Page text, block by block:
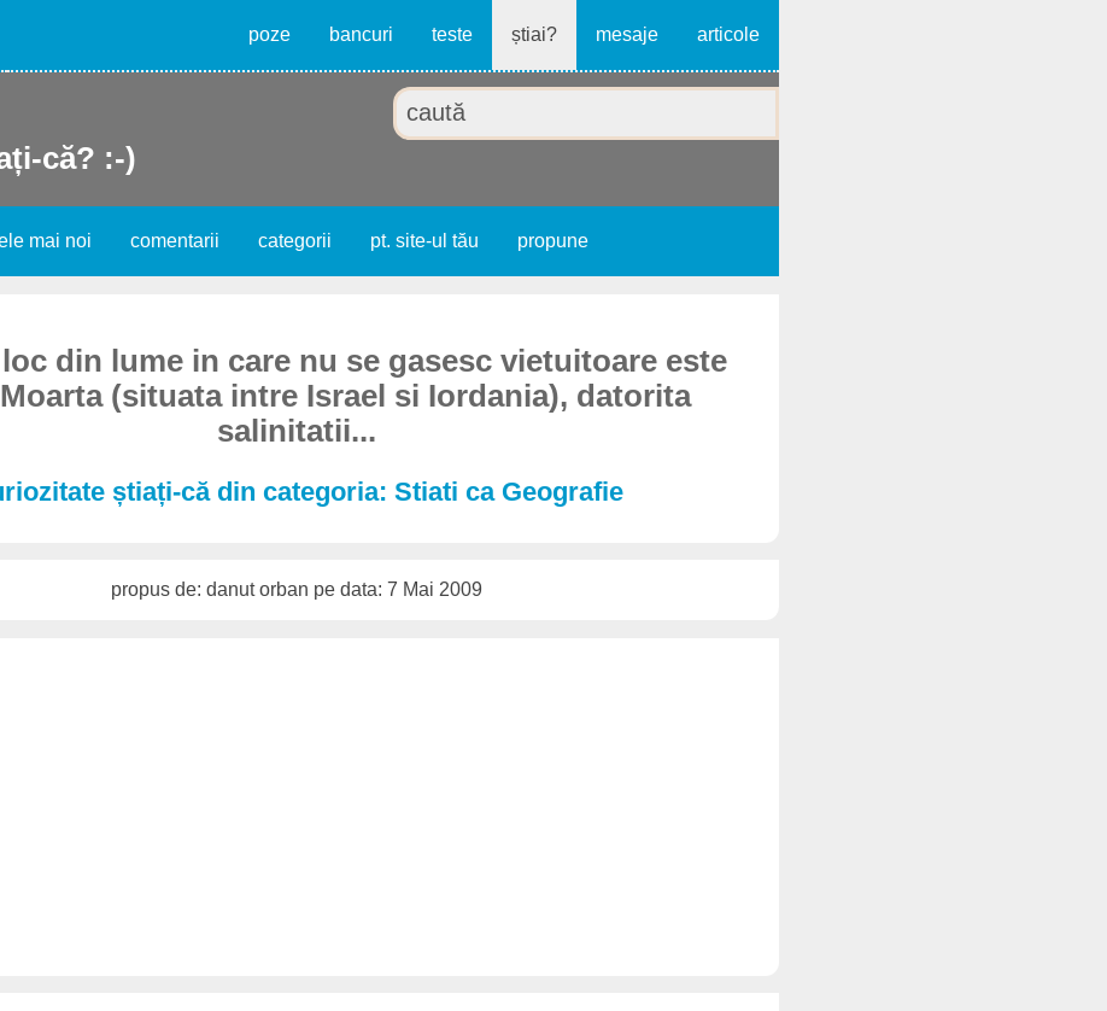
poze bancuri teste știai? mesaje articole
că? :-)
mai noi comentarii categorii pt. site-ul tău propune
din lume in care nu se gasesc vietuitoare este
(situata intre Israel si Iordania), datorita
salinitatii...
știați-că din categoria: Stiati ca Geografie
propus de: danut orban pe data: 7 Mai 2009